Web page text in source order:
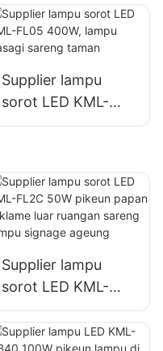
sareng bencana
Supplier lampu
sorot LED KML-
FL05 400W, lampu
Supplier lampu
sorot LED KML-
FL2C 50W pikeun
papan reklame luar